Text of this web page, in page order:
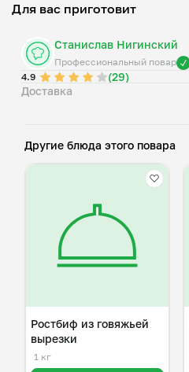
Для вас приготовит
Станислав Нигинский
Профессиональный повар
4.9
(29)
Доставка
Другие блюда этого повара
Ростбиф из говяжьей
вырезки
1 кг